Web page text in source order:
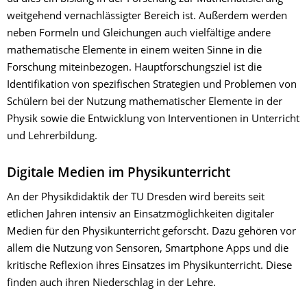
weitgehend vernachlässigter Bereich ist. Außerdem werden
neben Formeln und Gleichungen auch vielfältige andere
mathematische Elemente in einem weiten Sinne in die
Forschung miteinbezogen. Hauptforschungsziel ist die
Identifikation von spezifischen Strategien und Problemen von
Schülern bei der Nutzung mathematischer Elemente in der
Physik sowie die Entwicklung von Interventionen in Unterricht
und Lehrerbildung.
Digitale Medien im Physikunterricht
An der Physikdidaktik der TU Dresden wird bereits seit
etlichen Jahren intensiv an Einsatz­möglichkeiten digitaler
Medien für den Physikunterricht geforscht. Dazu gehören vor
allem die Nutzung von Sensoren, Smartphone Apps und die
kritische Reflexion ihres Einsatzes im Physikunterricht. Diese
finden auch ihren Niederschlag in der Lehre.